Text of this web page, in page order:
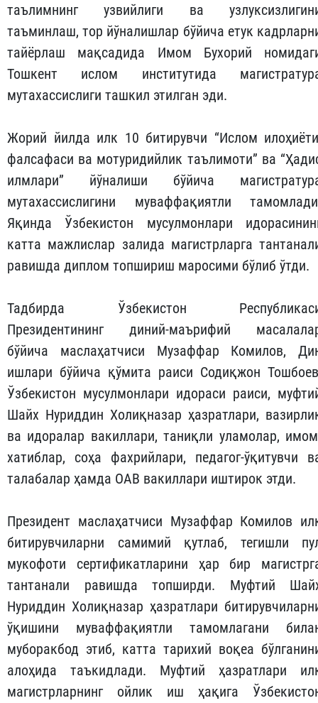
таълимнинг узвийлиги ва
таъминлаш, тор йўналишлар бўйича етук
тайёрлаш мақсадида Имом Бухорий
Тошкент ислом институтида
мутахассислиги ташкил этилган эди.
Жорий йилда илк 10 битирувчи “Ислом
фалсафаси ва мотуридийлик таълимоти” ва
илмлари” йўналиши бўйича
мутахассислигини муваффақиятли
Яқинда Ўзбекистон мусулмонлари
катта мажлислар залида магистрларга
равишда диплом топшириш маросими бўлиб ўтди.
Тадбирда Ўзбекистон
Президентининг диний-маърифий
бўйича маслаҳатчиси Музаффар Комилов,
ишлари бўйича қўмита раиси Содиқжон
Ўзбекистон мусулмонлари идораси раиси,
Шайх Нуриддин Холиқназар ҳазратлари,
ва идоралар вакиллари, таниқли уламолар,
хатиблар, соҳа фахрийлари, педагог-ўқитувчи
талабалар ҳамда ОАВ вакиллари иштирок этди.
Президент маслаҳатчиси Музаффар Комилов
битирувчиларни самимий қутлаб, тегишли
мукофоти сертификатларини ҳар бир
тантанали равишда топширди. Муфтий
Нуриддин Холиқназар ҳазратлари
ўқишини муваффақиятли тамомлагани
муборакбод этиб, катта тарихий воқеа
алоҳида таъкидлади. Муфтий ҳазратлари
магистрларнинг ойлик иш ҳақига